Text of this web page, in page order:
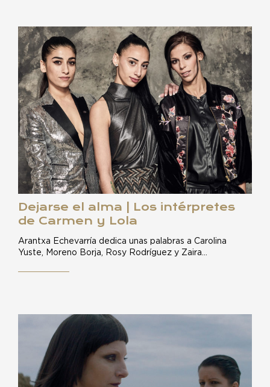
Dejarse el alma | Los intérpretes
de Carmen y Lola
Arantxa Echevarría dedica unas palabras a Carolina
Yuste, Moreno Borja, Rosy Rodríguez y Zaira…